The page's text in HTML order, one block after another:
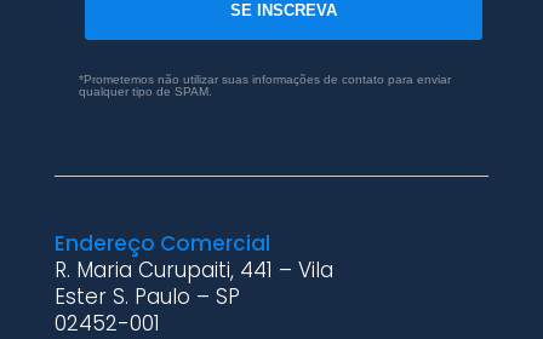
SE INSCREVA
*Prometemos não utilizar suas informações de contato para enviar
qualquer tipo de SPAM.
Endereço Comercial
R. Maria Curupaiti, 441 – Vila
Ester S. Paulo – SP
02452-001